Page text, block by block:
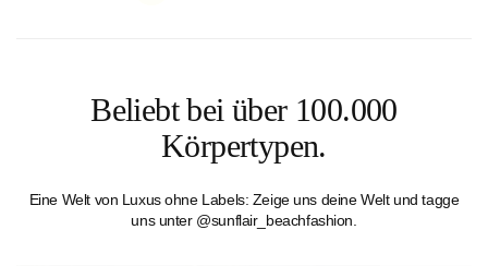
Beliebt bei über 100.000
Körpertypen.
Eine Welt von Luxus ohne Labels: Zeige uns deine Welt und tagge
uns unter @sunflair_beachfashion.